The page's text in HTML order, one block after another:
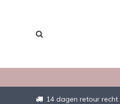
14 dagen retour recht